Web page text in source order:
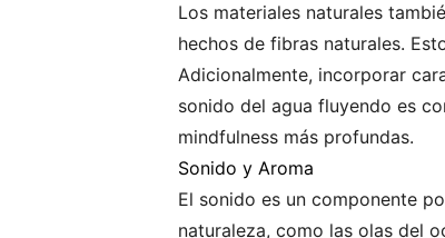
Los materiales naturales
hechos de fibras naturales.
Adicionalmente, incorporar
sonido del agua fluyendo es
mindfulness más profundas.
Sonido y Aroma
El sonido es un componente
naturaleza, como las olas del